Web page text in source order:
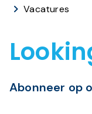
Vacatures
Abonneer op